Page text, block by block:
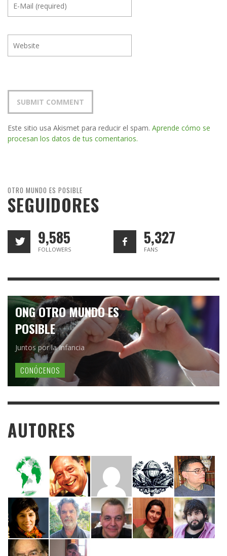
Este sitio usa Akismet para reducir el spam. Aprende cómo se
procesan los datos de tus comentarios.
OTRO MUNDO ES POSIBLE
SEGUIDORES
9,585
FOLLOWERS
5,327
FANS
ONG OTRO MUNDO ES
POSIBLE
Juntos por la Infancia
CONÓCENOS
AUTORES